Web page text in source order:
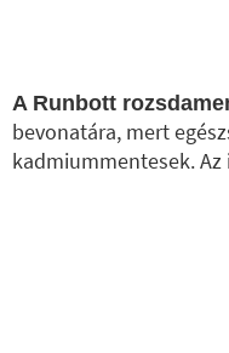
A Runbott
bevonatára, mert
kadmiummentesek.